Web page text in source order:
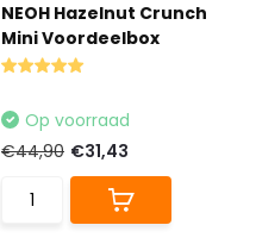
NEOH Hazelnut Crunch
Mini Voordeelbox
Op voorraad
€44,90 €31,43